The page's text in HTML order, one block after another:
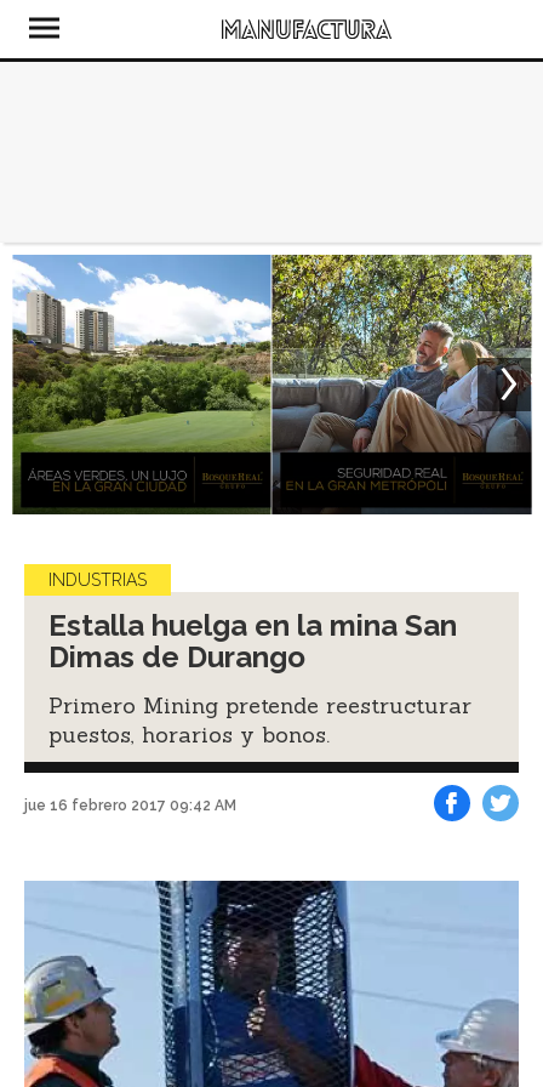
INDUSTRIAS
Estalla huelga en la mina San
Dimas de Durango
Primero Mining pretende reestructurar
puestos, horarios y bonos.
jue 16 febrero 2017 09:42 AM